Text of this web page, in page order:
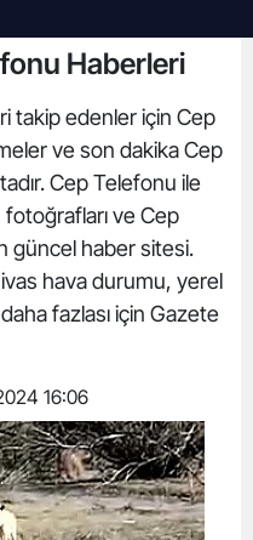
Haberleri
takip edenler için Cep
ve son dakika Cep
Cep Telefonu ile
ve Cep
güncel haber sitesi.
hava durumu, yerel
fazlası için Gazete
16:06